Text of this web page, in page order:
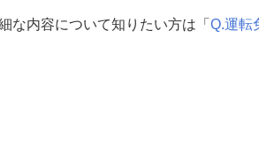
な内容について知りたい方は「 Q.運転